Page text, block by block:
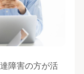
障害の方が活